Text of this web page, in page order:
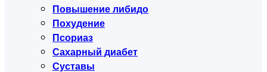
Повышение либидо
Похудение
Псориаз
Сахарный диабет
Суставы